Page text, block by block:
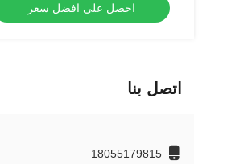
احصل على افضل سعر
اتصل بنا
18055179815